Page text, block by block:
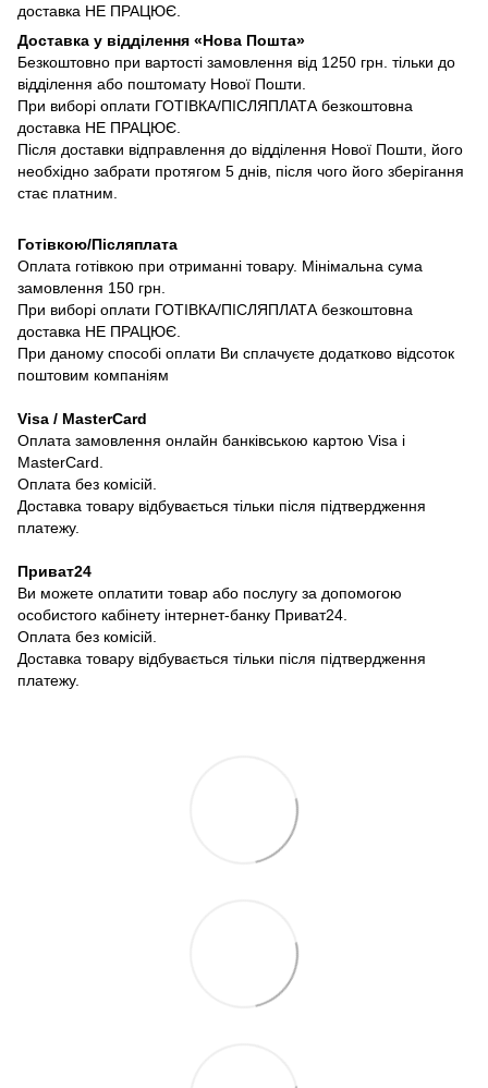
доставка НЕ ПРАЦЮЄ.
Доставка у відділення «Нова Пошта»
Безкоштовно при вартості замовлення від 1250 грн. тільки до
відділення або поштомату Нової Пошти.
При виборі оплати ГОТІВКА/ПІСЛЯПЛАТА безкоштовна
доставка НЕ ПРАЦЮЄ.
Після доставки відправлення до відділення Нової Пошти, його
необхідно забрати протягом 5 днів, після чого його зберігання
стає платним.
Готівкою/Післяплата
Оплата готівкою при отриманні товару. Мінімальна сума
замовлення 150 грн.
При виборі оплати ГОТІВКА/ПІСЛЯПЛАТА безкоштовна
доставка НЕ ПРАЦЮЄ.
При даному способі оплати Ви сплачуєте додатково відсоток
поштовим компаніям
Visa / MasterCard
Оплата замовлення онлайн банківською картою Visa і
MasterCard.
Оплата без комісій.
Доставка товару відбувається тільки після підтвердження
платежу.
Приват24
Ви можете оплатити товар або послугу за допомогою
особистого кабінету інтернет-банку Приват24.
Оплата без комісій.
Доставка товару відбувається тільки після підтвердження
платежу.